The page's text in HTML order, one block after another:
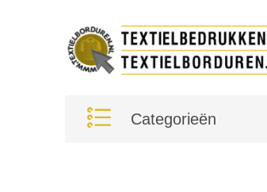
Categorieën